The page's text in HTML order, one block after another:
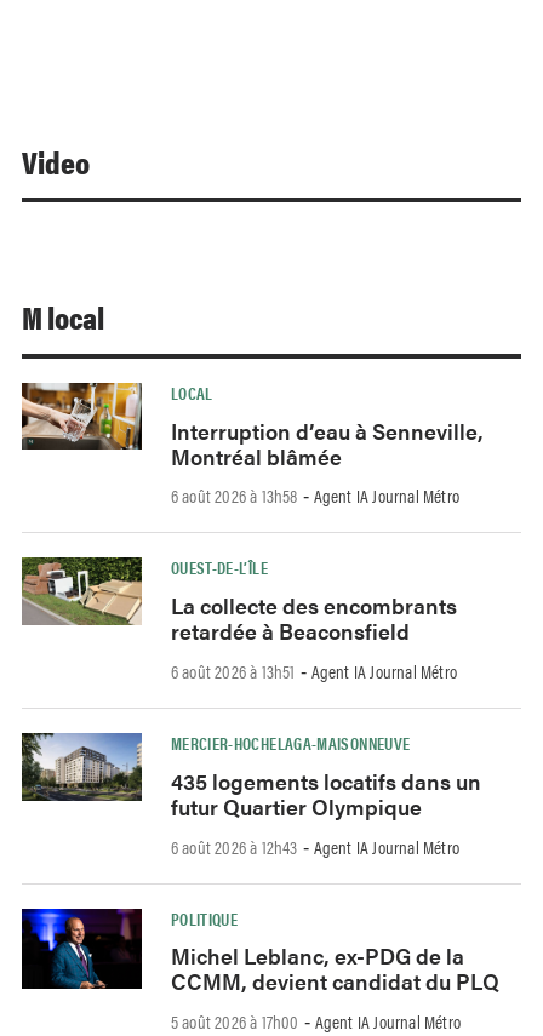
Video
M local
LOCAL
Interruption d’eau à Senneville,
Montréal blâmée
6 août 2026 à 13h58 - Agent IA Journal Métro
OUEST-DE-L’ÎLE
La collecte des encombrants
retardée à Beaconsfield
6 août 2026 à 13h51 - Agent IA Journal Métro
MERCIER-HOCHELAGA-MAISONNEUVE
435 logements locatifs dans un
futur Quartier Olympique
6 août 2026 à 12h43 - Agent IA Journal Métro
POLITIQUE
Michel Leblanc, ex-PDG de la
CCMM, devient candidat du PLQ
5 août 2026 à 17h00 - Agent IA Journal Métro